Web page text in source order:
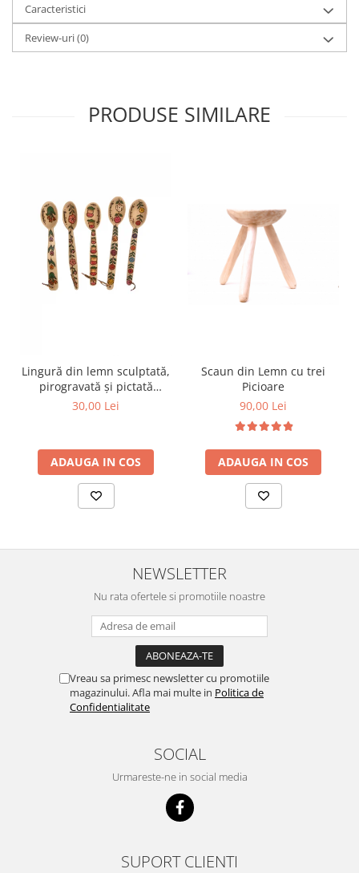
Caracteristici
Review-uri(0)
PRODUSE SIMILARE
Lingură din lemn sculptată,
pirogravată și pictată
manual
30,00 Lei
ADAUGA IN COS
Scaun din Lemn cu trei
Picioare
90,00 Lei
ADAUGA IN COS
NEWSLETTER
Nu rata ofertele si promotiile noastre
Vreau sa primesc newsletter cu promotiile
magazinului. Afla mai multe in Politica de
Confidentialitate
SOCIAL
Urmareste-ne in social media
SUPORT CLIENTI